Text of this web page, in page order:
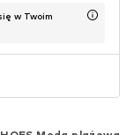
w Twoim